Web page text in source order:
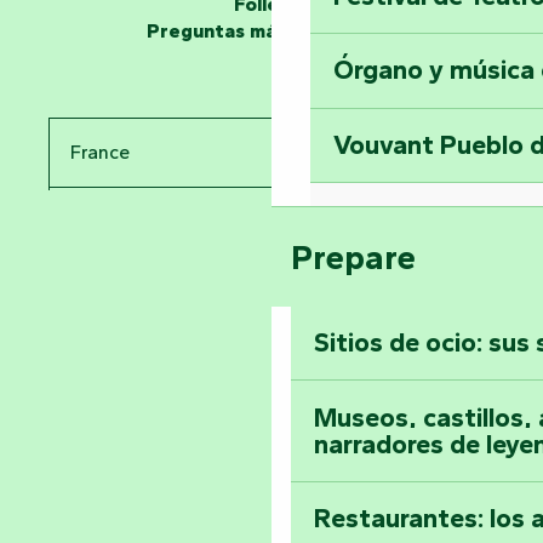
Suba a lo alto de
Órgano y
Vouvant Pueblo
Toda la agenda
Prepare
Sitios de ocio: sus
Museos, castillos,
narradores de
Restaurantes: los
Preguntas más frecuentes
France